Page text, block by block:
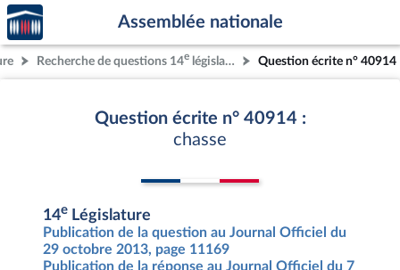
Aller au contenu
Aller en bas de la page
Accèder
à la
page
d'accueil
Assemblée nationale
Recherche de questions 14e législature Question écrite n° 40914
Question écrite n° 40914 :
chasse
14e Législature
Publication de la question au Journal Officiel du
29 octobre 2013, page 11169
Publication de la réponse au Journal Officiel du 7